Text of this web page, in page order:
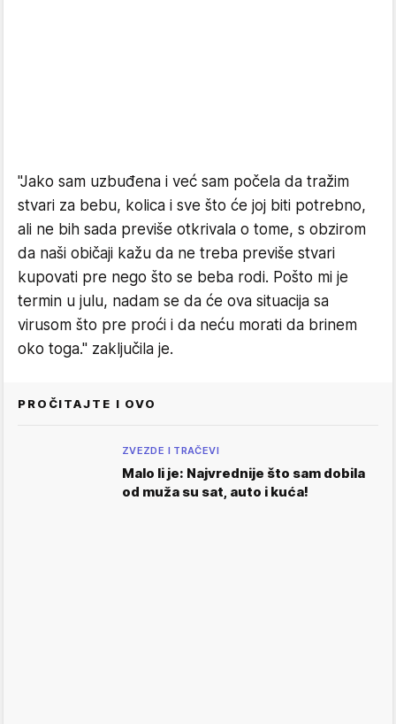
"Jako sam uzbuđena i već sam počela da tražim
stvari za bebu, kolica i sve što će joj biti potrebno,
ali ne bih sada previše otkrivala o tome, s obzirom
da naši običaji kažu da ne treba previše stvari
kupovati pre nego što se beba rodi. Pošto mi je
termin u julu, nadam se da će ova situacija sa
virusom što pre proći i da neću morati da brinem
oko toga." zaključila je.
PROČITAJTE I OVO
ZVEZDE I TRAČEVI
Malo li je: Najvrednije što sam dobila
od muža su sat, auto i kuća!